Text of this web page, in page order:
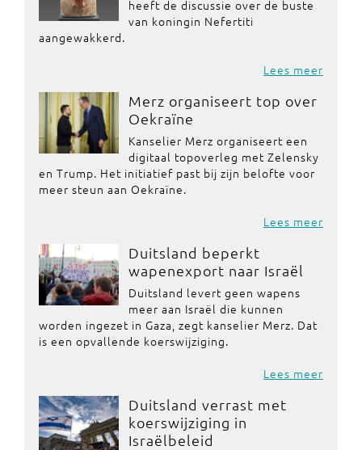
heeft de discussie over de buste
van koningin Nefertiti
aangewakkerd.
Lees meer
Merz organiseert top over
Oekraïne
Kanselier Merz organiseert een
digitaal topoverleg met Zelensky
en Trump. Het initiatief past bij zijn belofte voor
meer steun aan Oekraïne.
Lees meer
Duitsland beperkt
wapenexport naar Israël
Duitsland levert geen wapens
meer aan Israël die kunnen
worden ingezet in Gaza, zegt kanselier Merz. Dat
is een opvallende koerswijziging.
Lees meer
Duitsland verrast met
koerswijziging in
Israëlbeleid